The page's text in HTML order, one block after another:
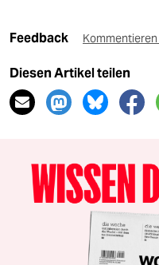
Feedback Kommentieren
Diesen Artikel teilen